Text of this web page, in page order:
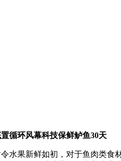
环风幕科技保鲜鲈鱼30天
果新鲜如初，对于鱼肉类食材